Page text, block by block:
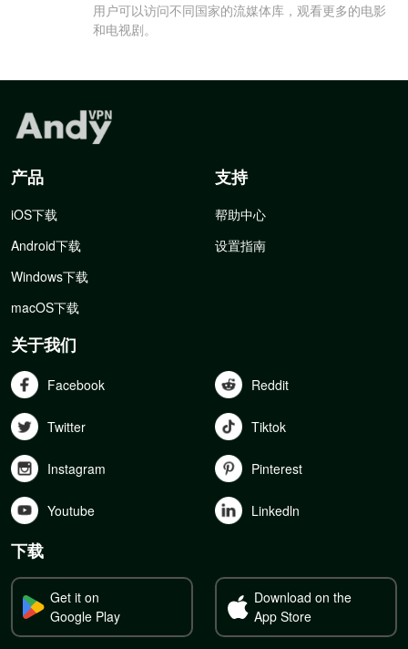
用户可以访问不同国家的流媒体库，观看更多的电影
和电视剧。
产品
iOS下载
Android下载
Windows下载
macOS下载
支持
帮助中心
设置指南
关于我们
Facebook Reddit
Twitter Tiktok
Instagram Pinterest
Youtube Linkedln
下载
Get it on
Google Play
Download on the
App Store